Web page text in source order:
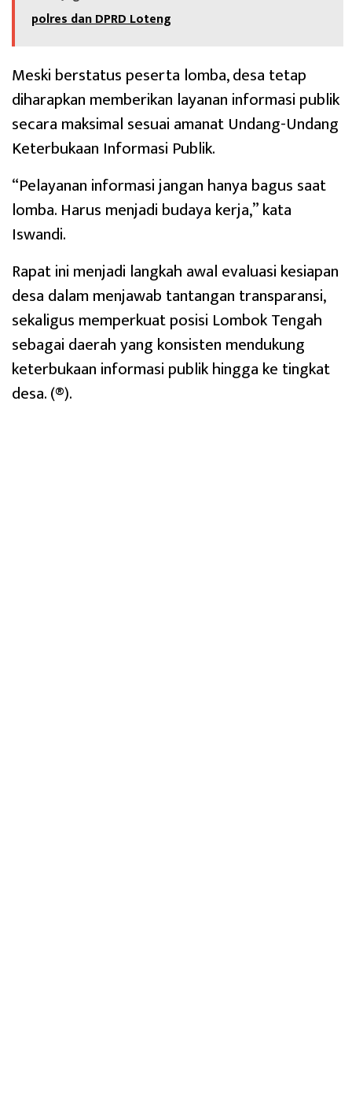
polres dan DPRD Loteng
Meski berstatus peserta lomba, desa tetap
diharapkan memberikan layanan informasi publik
secara maksimal sesuai amanat Undang-Undang
Keterbukaan Informasi Publik.
“Pelayanan informasi jangan hanya bagus saat
lomba. Harus menjadi budaya kerja,” kata
Iswandi.
Rapat ini menjadi langkah awal evaluasi kesiapan
desa dalam menjawab tantangan transparansi,
sekaligus memperkuat posisi Lombok Tengah
sebagai daerah yang konsisten mendukung
keterbukaan informasi publik hingga ke tingkat
desa. (®).